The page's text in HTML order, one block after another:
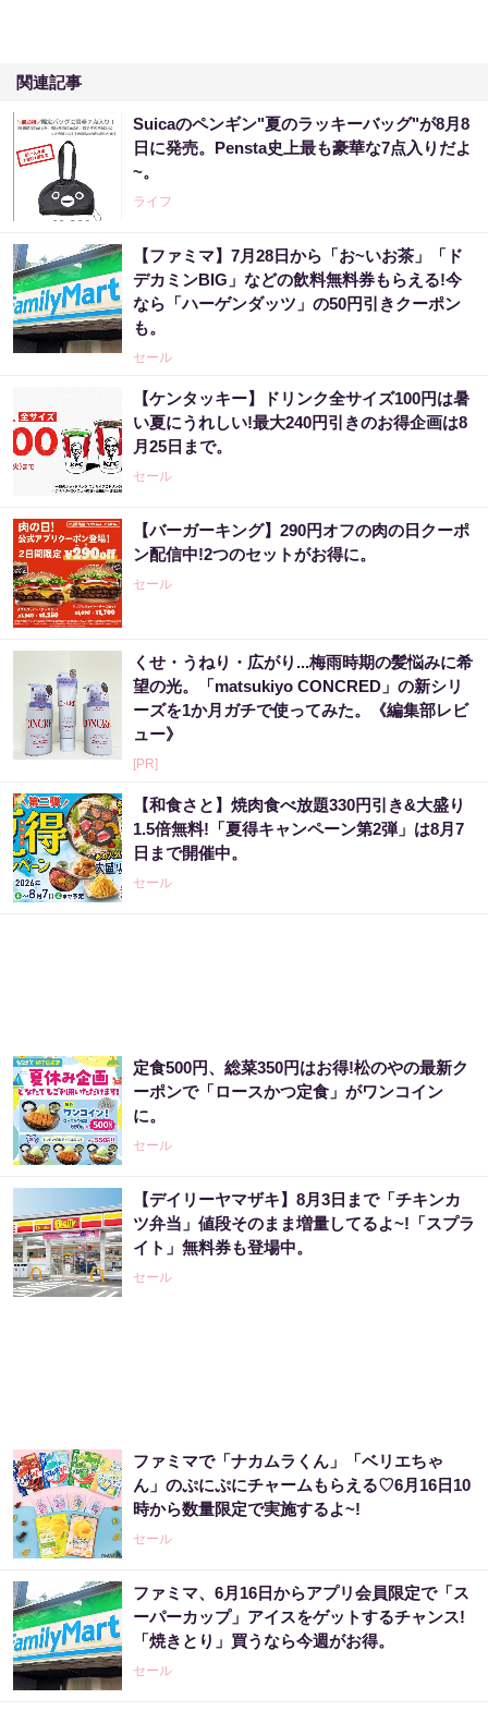
関連記事
Suicaのペンギン"夏のラッキーバッグ"が8月8
日に発売。Pensta史上最も豪華な7点入りだよ
~。
ライフ
【ファミマ】7月28日から「お~いお茶」「ド
デカミンBIG」などの飲料無料券もらえる!今
なら「ハーゲンダッツ」の50円引きクーポン
も。
セール
【ケンタッキー】ドリンク全サイズ100円は暑
い夏にうれしい!最大240円引きのお得企画は8
月25日まで。
セール
【バーガーキング】290円オフの肉の日クーポ
ン配信中!2つのセットがお得に。
セール
くせ・うねり・広がり...梅雨時期の髪悩みに希
望の光。「matsukiyo CONCRED」の新シリ
ーズを1か月ガチで使ってみた。《編集部レビ
ュー》
[PR]
【和食さと】焼肉食べ放題330円引き&大盛り
1.5倍無料!「夏得キャンペーン第2弾」は8月7
日まで開催中。
セール
定食500円、総菜350円はお得!松のやの最新ク
ーポンで「ロースかつ定食」がワンコイン
に。
セール
【デイリーヤマザキ】8月3日まで「チキンカ
ツ弁当」値段そのまま増量してるよ~!「スプラ
イト」無料券も登場中。
セール
ファミマで「ナカムラくん」「ベリエちゃ
ん」のぷにぷにチャームもらえる♡6月16日10
時から数量限定で実施するよ~!
セール
ファミマ、6月16日からアプリ会員限定で「ス
ーパーカップ」アイスをゲットするチャンス!
「焼きとり」買うなら今週がお得。
セール